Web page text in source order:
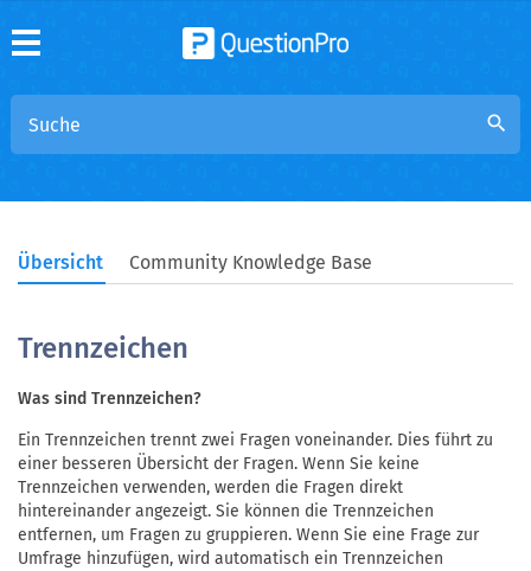
search
Übersicht Community Knowledge Base
Trennzeichen
Was sind Trennzeichen?
Ein Trennzeichen trennt zwei Fragen voneinander. Dies führt zu
einer besseren Übersicht der Fragen. Wenn Sie keine
Trennzeichen verwenden, werden die Fragen direkt
hintereinander angezeigt. Sie können die Trennzeichen
entfernen, um Fragen zu gruppieren. Wenn Sie eine Frage zur
Umfrage hinzufügen, wird automatisch ein Trennzeichen